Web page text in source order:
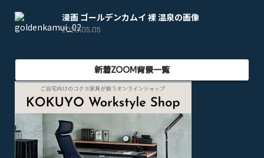
漫画 ゴールデンカムイ 裸 温泉の画像
2020.05.05
新着ZOOM背景一覧